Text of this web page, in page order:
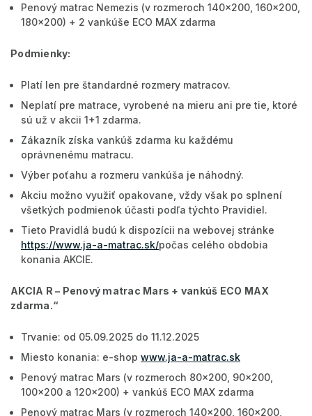
Penový matrac Nemezis (v rozmeroch 140x200, 160x200,
180x200) + 2 vankúše ECO MAX zdarma
Podmienky:
Platí len pre štandardné rozmery matracov.
Neplatí pre matrace, vyrobené na mieru ani pre tie, ktoré
sú už v akcii 1+1 zdarma.
Zákazník získa vankúš zdarma ku každému
oprávnenému matracu.
Výber poťahu a rozmeru vankúša je náhodný.
Akciu možno využiť opakovane, vždy však po splnení
všetkých podmienok účasti podľa týchto Pravidiel.
Tieto Pravidlá budú k dispozícii na webovej stránke
https://www.ja-a-matrac.sk/počas celého obdobia
konania AKCIE.
AKCIA R – Penový matrac Mars + vankúš ECO MAX
zdarma.“
Trvanie: od 05.09.2025 do 11.12.2025
Miesto konania: e-shop www.ja-a-matrac.sk
Penový matrac Mars (v rozmeroch 80x200, 90x200,
100x200 a 120x200) + vankúš ECO MAX zdarma
Penový matrac Mars (v rozmeroch 140x200, 160x200,